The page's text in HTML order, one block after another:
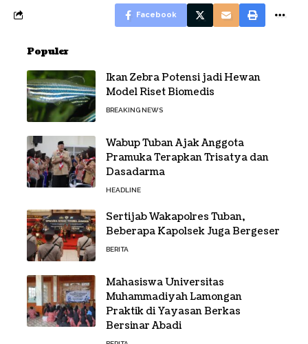
Facebook
Populer
Ikan Zebra Potensi jadi Hewan
Model Riset Biomedis
BREAKING NEWS
Wabup Tuban Ajak Anggota
Pramuka Terapkan Trisatya dan
Dasadarma
HEADLINE
Sertijab Wakapolres Tuban,
Beberapa Kapolsek Juga Bergeser
BERITA
Mahasiswa Universitas
Muhammadiyah Lamongan
Praktik di Yayasan Berkas
Bersinar Abadi